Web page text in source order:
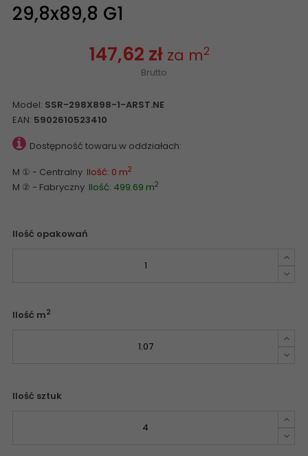
29,8x89,8 G1
147,62 zł za m2
Brutto
Model: SSR-298X898-1-ARST.NE
EAN: 5902610523410
Dostępność towaru w oddziałach:
M ① - Centralny Ilość: 0 m2
M ② - Fabryczny Ilość: 499.69 m2
Ilość opakowań
Ilość m2
Ilość sztuk